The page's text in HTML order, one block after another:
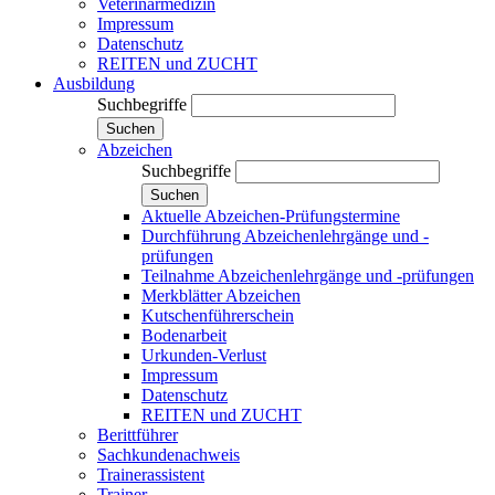
Veterinärmedizin
Impressum
Datenschutz
REITEN und ZUCHT
Ausbildung
Suchbegriffe
Suchen
Abzeichen
Suchbegriffe
Suchen
Aktuelle Abzeichen-Prüfungstermine
Durchführung Abzeichenlehrgänge und -
prüfungen
Teilnahme Abzeichenlehrgänge und -prüfungen
Merkblätter Abzeichen
Kutschenführerschein
Bodenarbeit
Urkunden-Verlust
Impressum
Datenschutz
REITEN und ZUCHT
Berittführer
Sachkundenachweis
Trainerassistent